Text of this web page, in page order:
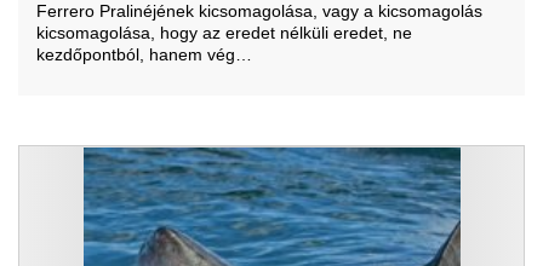
Ferrero Pralinéjének kicsomagolása, vagy a kicsomagolás
kicsomagolása, hogy az eredet nélküli eredet, ne
kezdőpontból, hanem vég…